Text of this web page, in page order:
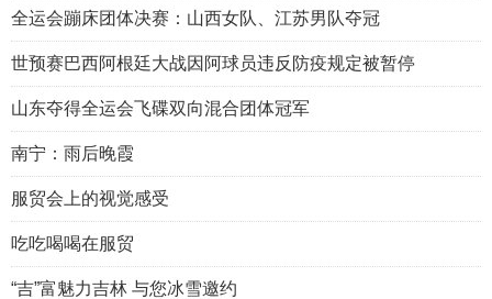
全运会蹦床团体决赛：山西女队、江苏男队夺冠
世预赛巴西阿根廷大战因阿球员违反防疫规定被暂停
山东夺得全运会飞碟双向混合团体冠军
南宁：雨后晚霞
服贸会上的视觉感受
吃吃喝喝在服贸
“吉”富魅力吉林 与您冰雪邀约